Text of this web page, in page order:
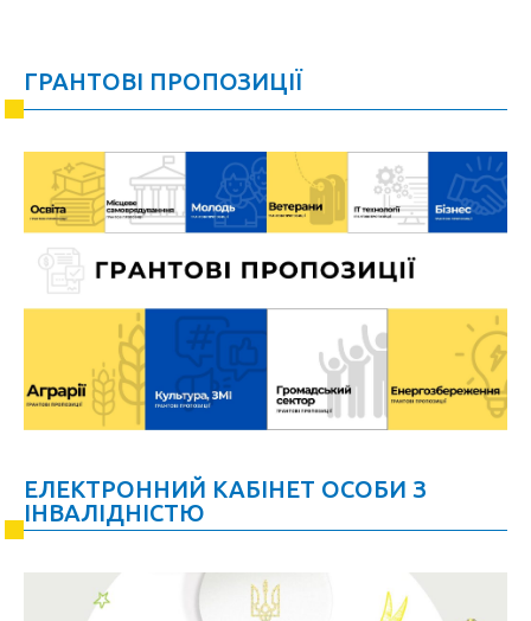
ГРАНТОВІ ПРОПОЗИЦІЇ
ЕЛЕКТРОННИЙ КАБІНЕТ ОСОБИ З
ІНВАЛІДНІСТЮ